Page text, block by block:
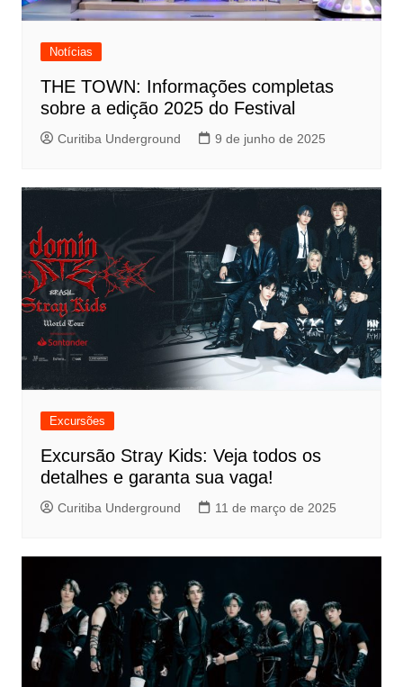
Notícias
THE TOWN: Informações completas
sobre a edição 2025 do Festival
Curitiba Underground 9 de junho de 2025
Excursões
Excursão Stray Kids: Veja todos os
detalhes e garanta sua vaga!
Curitiba Underground 11 de março de 2025